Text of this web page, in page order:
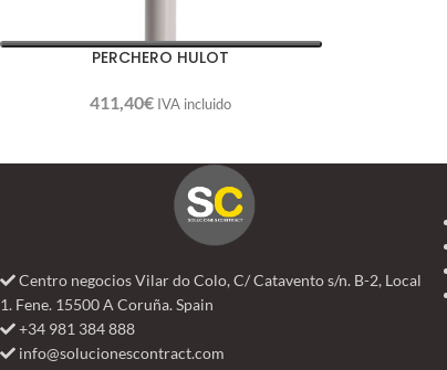
PERCHERO HULOT
411,40€ IVA incluido
Centro negocios Vilar do Colo, C/ Catavento s/n. B-2, Local
1. Fene. 15500 A Coruña. Spain
+34 981 384 888
info@solucionescontract.com